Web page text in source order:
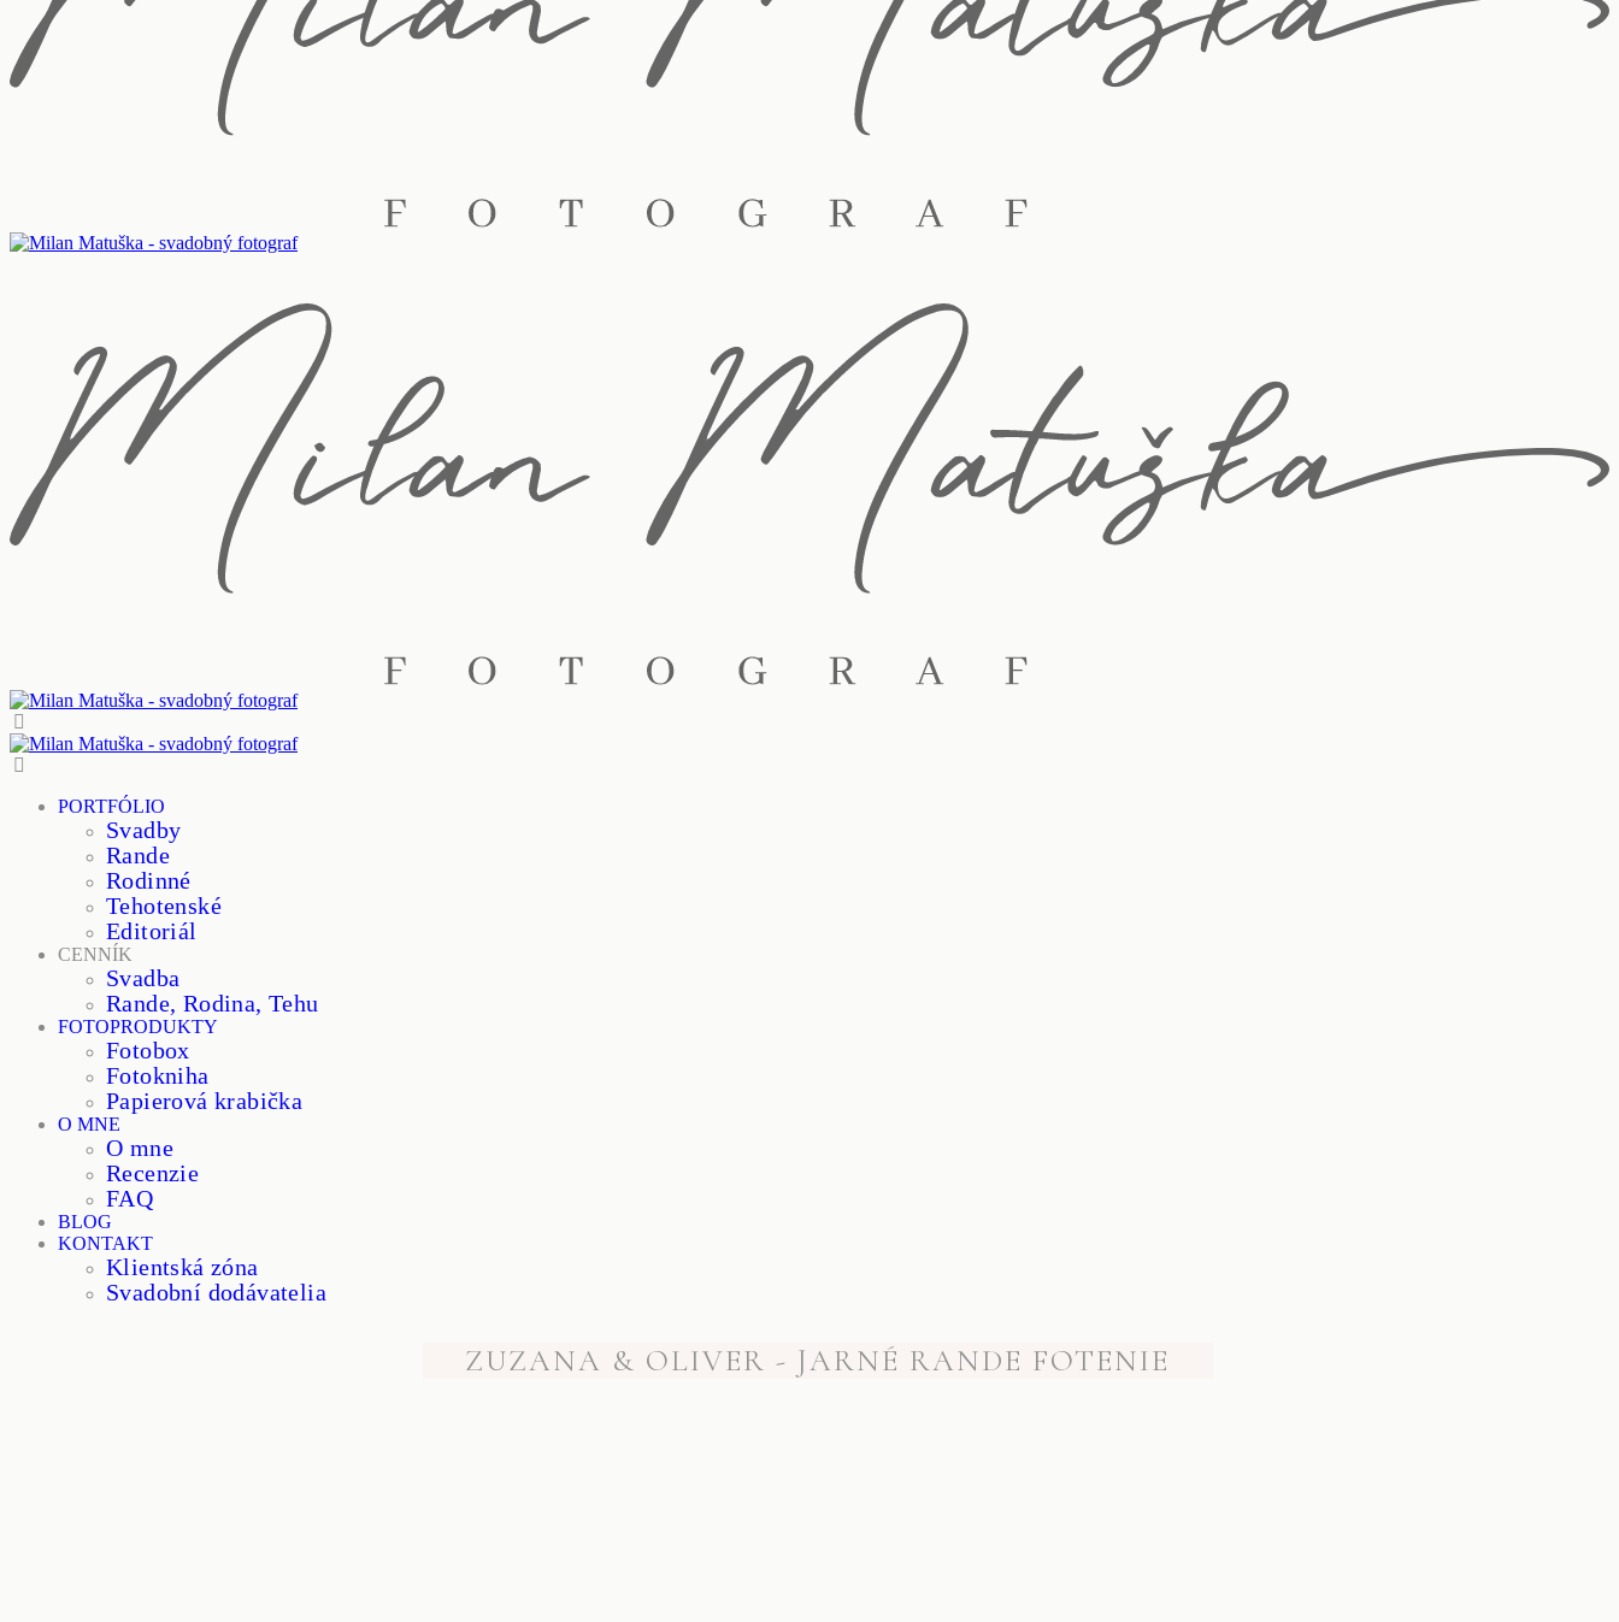
PORTFÓLIO
Svadby
Rande
Rodinné
Tehotenské
Editoriál
CENNÍK
Svadba
Rande, Rodina, Tehu
FOTOPRODUKTY
Fotobox
Fotokniha
Papierová krabička
O MNE
O mne
Recenzie
FAQ
BLOG
KONTAKT
Klientská zóna
Svadobní dodávatelia
ZUZANA & OLIVER - JARNÉ RANDE FOTENIE